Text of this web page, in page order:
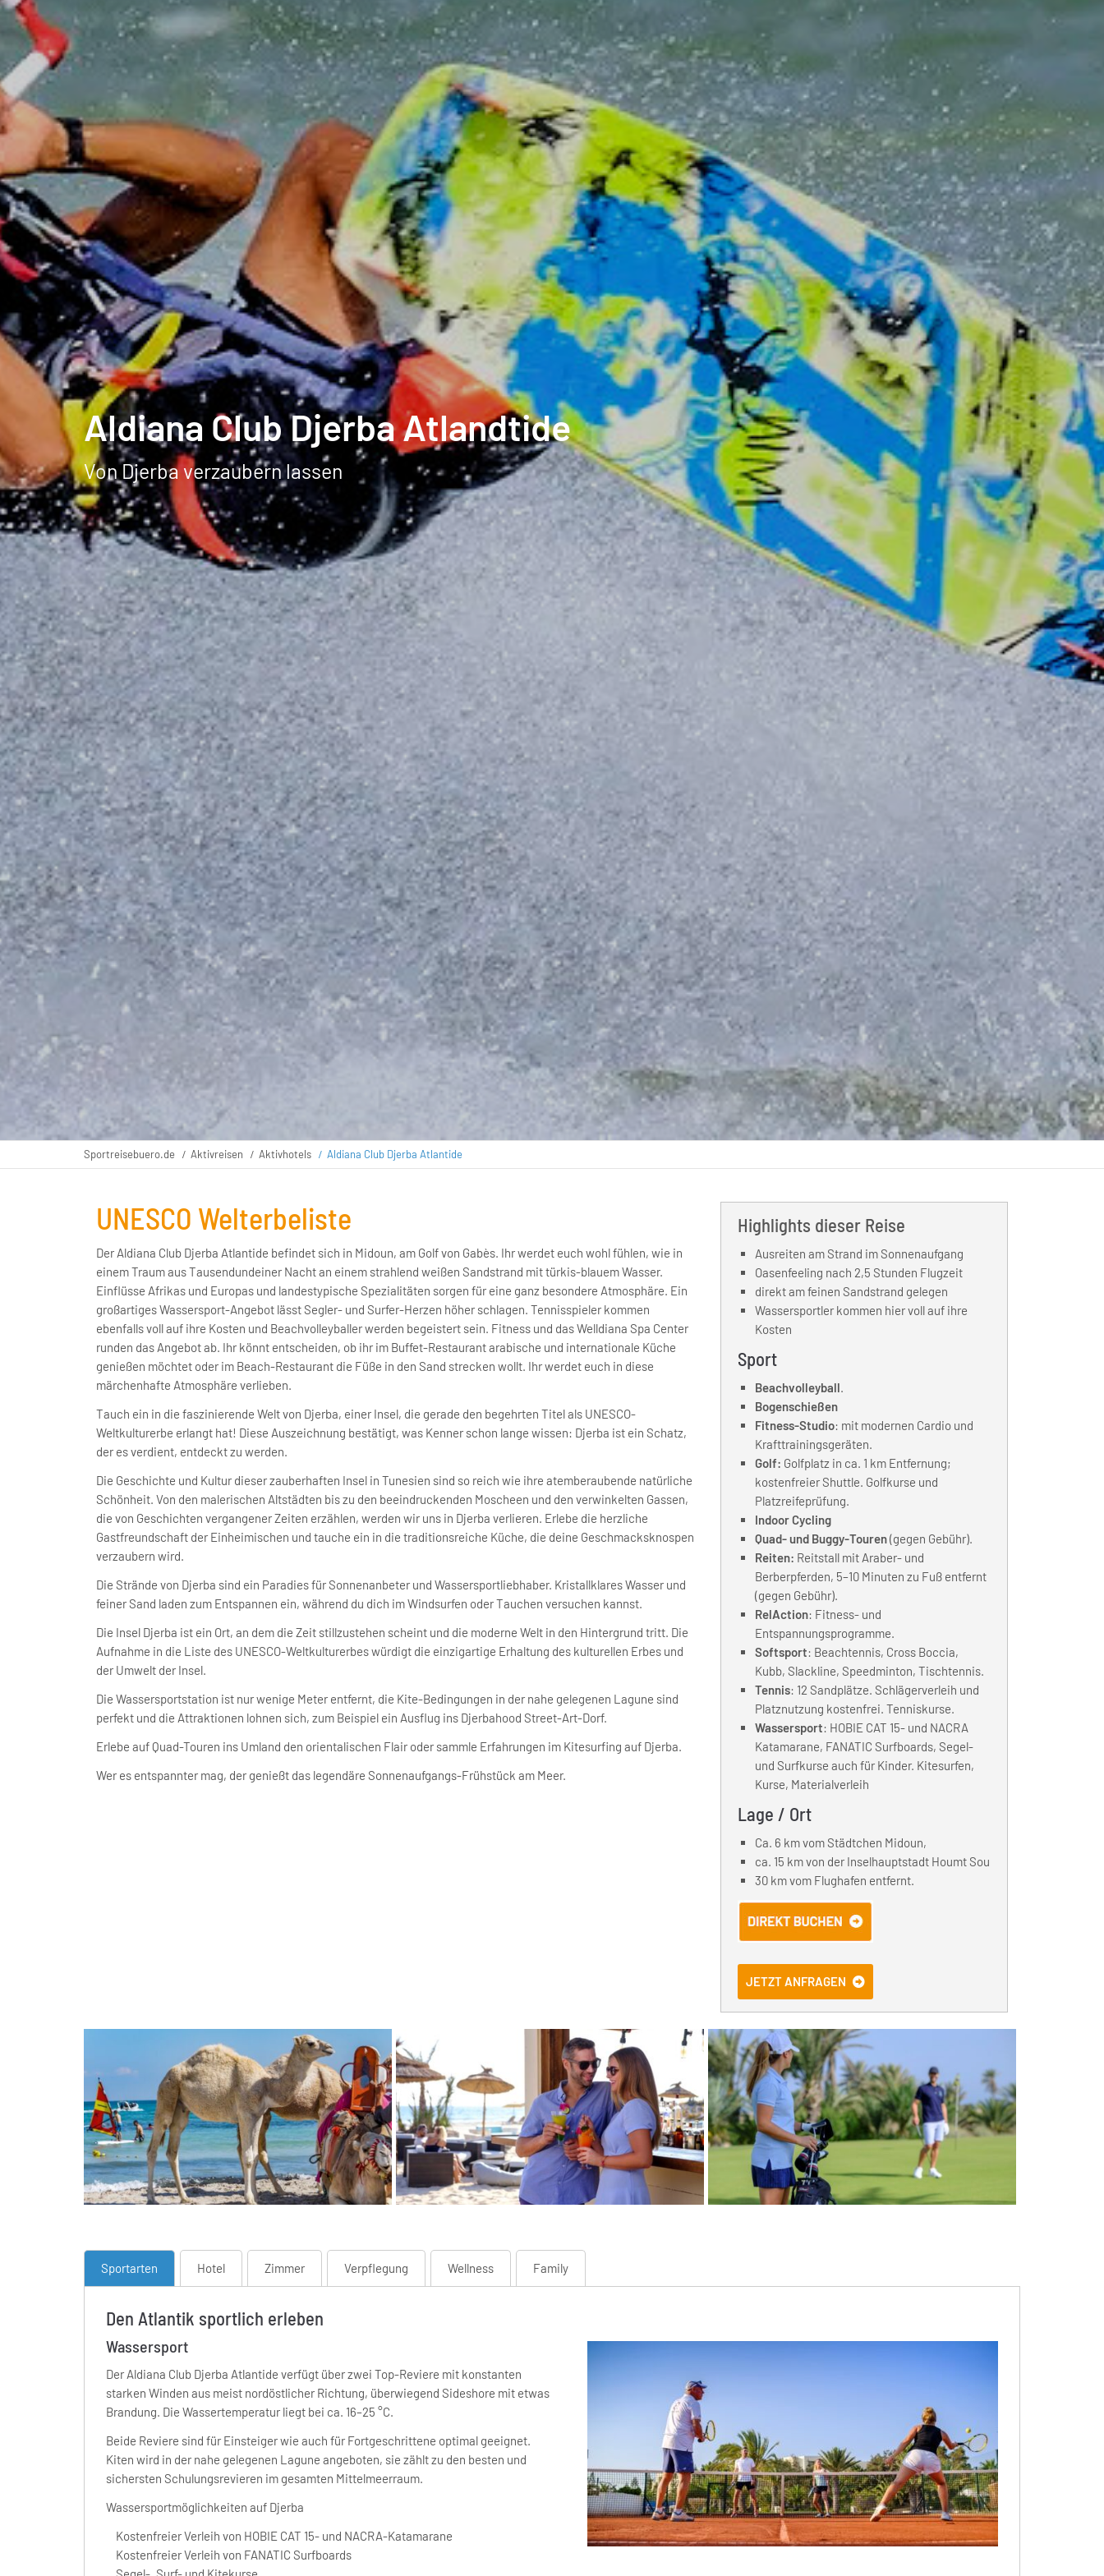
Aldiana Club Djerba Atlandtide
Von Djerba verzaubern lassen
Sportreisebuero.de Aktivreisen Aktivhotels Aldiana Club Djerba Atlantide
UNESCO Welterbeliste
Der Aldiana Club Djerba Atlantide befindet sich in Midoun, am Golf von Gabès. Ihr werdet euch wohl fühlen, wie in
einem Traum aus Tausendundeiner Nacht an einem strahlend weißen Sandstrand mit türkis-blauem Wasser.
Einflüsse Afrikas und Europas und landestypische Spezialitäten sorgen für eine ganz besondere Atmosphäre. Ein
großartiges Wassersport-Angebot lässt Segler- und Surfer-Herzen höher schlagen. Tennisspieler kommen
ebenfalls voll auf ihre Kosten und Beachvolleyballer werden begeistert sein. Fitness und das Welldiana Spa Center
runden das Angebot ab. Ihr könnt entscheiden, ob ihr im Buffet-Restaurant arabische und internationale Küche
genießen möchtet oder im Beach-Restaurant die Füße in den Sand strecken wollt. Ihr werdet euch in diese
märchenhafte Atmosphäre verlieben.
Tauch ein in die faszinierende Welt von Djerba, einer Insel, die gerade den begehrten Titel als UNESCO-
Weltkulturerbe erlangt hat! Diese Auszeichnung bestätigt, was Kenner schon lange wissen: Djerba ist ein Schatz,
der es verdient, entdeckt zu werden.
Die Geschichte und Kultur dieser zauberhaften Insel in Tunesien sind so reich wie ihre atemberaubende natürliche
Schönheit. Von den malerischen Altstädten bis zu den beeindruckenden Moscheen und den verwinkelten Gassen,
die von Geschichten vergangener Zeiten erzählen, werden wir uns in Djerba verlieren. Erlebe die herzliche
Gastfreundschaft der Einheimischen und tauche ein in die traditionsreiche Küche, die deine Geschmacksknospen
verzaubern wird.
Die Strände von Djerba sind ein Paradies für Sonnenanbeter und Wassersportliebhaber. Kristallklares Wasser und
feiner Sand laden zum Entspannen ein, während du dich im Windsurfen oder Tauchen versuchen kannst.
Die Insel Djerba ist ein Ort, an dem die Zeit stillzustehen scheint und die moderne Welt in den Hintergrund tritt. Die
Aufnahme in die Liste des UNESCO-Weltkulturerbes würdigt die einzigartige Erhaltung des kulturellen Erbes und
der Umwelt der Insel.
Die Wassersportstation ist nur wenige Meter entfernt, die Kite-Bedingungen in der nahe gelegenen Lagune sind
perfekt und die Attraktionen lohnen sich, zum Beispiel ein Ausflug ins Djerbahood Street-Art-Dorf.
Erlebe auf Quad-Touren ins Umland den orientalischen Flair oder sammle Erfahrungen im Kitesurfing auf Djerba.
Wer es entspannter mag, der genießt das legendäre Sonnenaufgangs-Frühstück am Meer.
Highlights dieser Reise
Ausreiten am Strand im Sonnenaufgang
Oasenfeeling nach 2,5 Stunden Flugzeit
direkt am feinen Sandstrand gelegen
Wassersportler kommen hier voll auf ihre
Kosten
Sport
Beachvolleyball.
Bogenschießen
Fitness-Studio: mit modernen Cardio und
Krafttrainingsgeräten.
Golf: Golfplatz in ca. 1 km Entfernung;
kostenfreier Shuttle. Golfkurse und
Platzreifeprüfung.
Indoor Cycling
Quad- und Buggy-Touren(gegen Gebühr).
Reiten: Reitstall mit Araber- und
Berberpferden, 5–10 Minuten zu Fuß entfernt
(gegen Gebühr).
RelAction: Fitness- und
Entspannungsprogramme.
Softsport: Beachtennis, Cross Boccia,
Kubb, Slackline, Speedminton, Tischtennis.
Tennis: 12 Sandplätze. Schlägerverleih und
Platznutzung kostenfrei. Tenniskurse.
Wassersport: HOBIE CAT 15- und NACRA
Katamarane, FANATIC Surfboards, Segel-
und Surfkurse auch für Kinder. Kitesurfen,
Kurse, Materialverleih
Lage / Ort
Ca. 6 km vom Städtchen Midoun,
ca. 15 km von der Inselhauptstadt Houmt Sou
30 km vom Flughafen entfernt.
JETZT ANFRAGEN
Sportarten Hotel Zimmer Verpflegung Wellness Family
Den Atlantik sportlich erleben
Wassersport
Der Aldiana Club Djerba Atlantide verfügt über zwei Top-Reviere mit konstanten
starken Winden aus meist nordöstlicher Richtung, überwiegend Sideshore mit etwas
Brandung. Die Wassertemperatur liegt bei ca. 16–25 °C.
Beide Reviere sind für Einsteiger wie auch für Fortgeschrittene optimal geeignet.
Kiten wird in der nahe gelegenen Lagune angeboten, sie zählt zu den besten und
sichersten Schulungsrevieren im gesamten Mittelmeerraum.
Wassersportmöglichkeiten auf Djerba
Kostenfreier Verleih von HOBIE CAT 15- und NACRA-Katamarane
Kostenfreier Verleih von FANATIC Surfboards